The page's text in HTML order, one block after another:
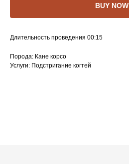
BUY NOW
Длительность проведения 00:15
Порода: Кане корсо
Услуги: Подстригание когтей